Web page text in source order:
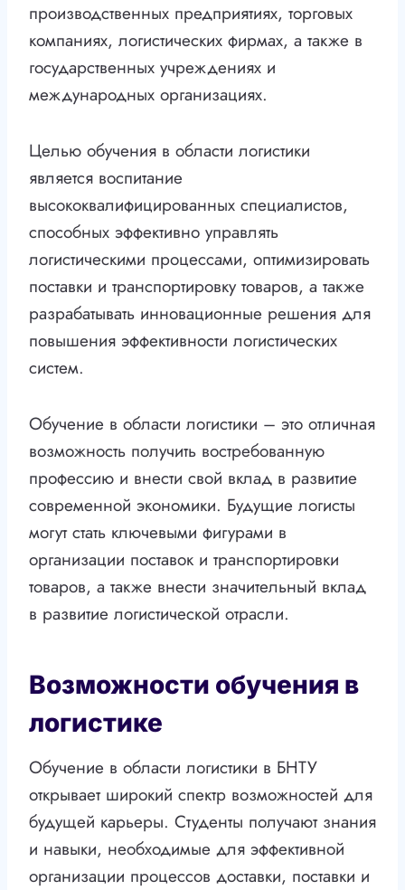
производственных предприятиях, торговых
компаниях, логистических фирмах, а также в
государственных учреждениях и
международных организациях.
Целью обучения в области логистики
является воспитание
высококвалифицированных специалистов,
способных эффективно управлять
логистическими процессами, оптимизировать
поставки и транспортировку товаров, а также
разрабатывать инновационные решения для
повышения эффективности логистических
систем.
Обучение в области логистики – это отличная
возможность получить востребованную
профессию и внести свой вклад в развитие
современной экономики. Будущие логисты
могут стать ключевыми фигурами в
организации поставок и транспортировки
товаров, а также внести значительный вклад
в развитие логистической отрасли.
Возможности обучения в
логистике
Обучение в области логистики в БНТУ
открывает широкий спектр возможностей для
будущей карьеры. Студенты получают знания
и навыки, необходимые для эффективной
организации процессов доставки, поставки и